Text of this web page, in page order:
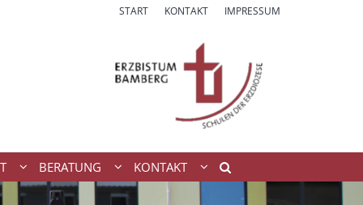
START KONTAKT IMPRESSUM
BERATUNG KONTAKT